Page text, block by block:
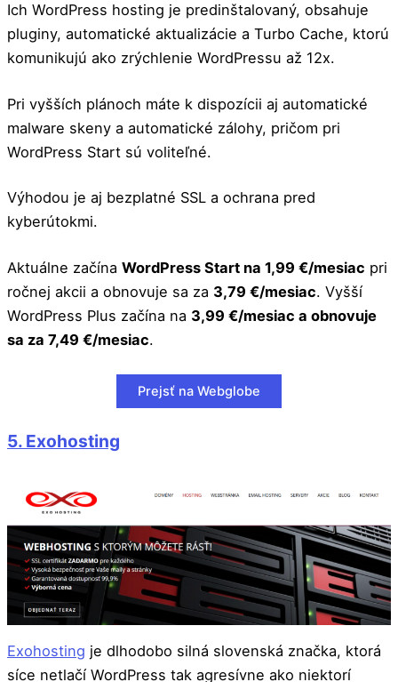
Ich WordPress hosting je predinštalovaný, obsahuje
pluginy, automatické aktualizácie a Turbo Cache, ktorú
komunikujú ako zrýchlenie WordPressu až 12x.
Pri vyšších plánoch máte k dispozícii aj automatické
malware skeny a automatické zálohy, pričom pri
WordPress Start sú voliteľné.
Výhodou je aj bezplatné SSL a ochrana pred
kyberútokmi.
Aktuálne začína WordPress Start na 1,99 €/mesiac pri
ročnej akcii a obnovuje sa za 3,79 €/mesiac. Vyšší
WordPress Plus začína na 3,99 €/mesiac a obnovuje
sa za 7,49 €/mesiac.
Prejsť na Webglobe
5. Exohosting
Exohosting je dlhodobo silná slovenská značka, ktorá
síce netlačí WordPress tak agresívne ako niektorí